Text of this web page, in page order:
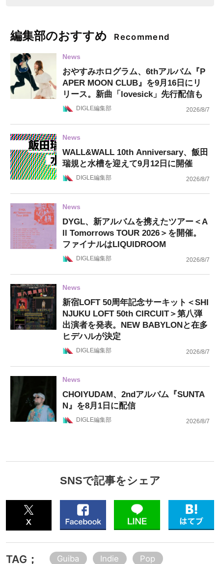
編集部のおすすめ Recommend
News
おやすみホログラム、6thアルバム『P
APER MOON CLUB』を9月16日にリ
リース。新曲「lovesick」先行配信も
DIGLE編集部 2026/8/7
News
WALL&WALL 10th Anniversary、飯田
瑞規と水槽を迎えて9月12日に開催
DIGLE編集部 2026/8/7
News
DYGL、新アルバムを携えたツアー＜A
ll Tomorrows TOUR 2026＞を開催。
ファイナルはLIQUIDROOM
DIGLE編集部 2026/8/7
News
新宿LOFT 50周年記念サーキット＜SHI
NJUKU LOFT 50th CIRCUIT＞第八弾
出演者を発表。NEW BABYLONと在多
ヒデハルが決定
DIGLE編集部 2026/8/7
News
CHOIYUDAM、2ndアルバム『SUNTA
N』を8月1日に配信
DIGLE編集部 2026/8/7
SNSで記事をシェア
TAG； Guiba Indie Pop